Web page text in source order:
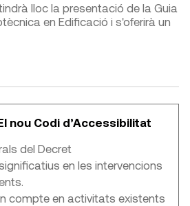
lloc la presentació de la Guia
en Edificació i s'oferirà un
nou Codi d’Accessibilitat
del Decret
en les intervencions
compte en activitats existents